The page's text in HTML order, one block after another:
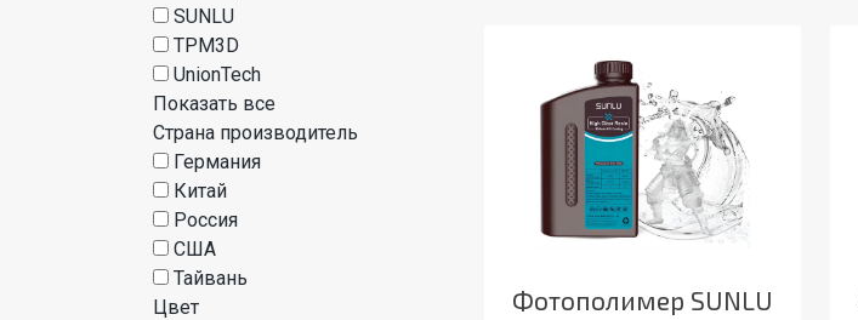
SUNLU
TPM3D
UnionTech
Показать все
Страна производитель
Германия
Китай
Россия
США
Тайвань
Цвет
Фотополимер SUNLU